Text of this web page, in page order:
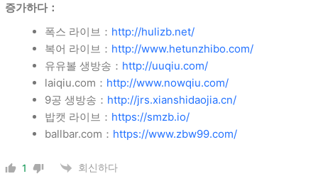
증가하다：
폭스 라이브： http://hulizb.net/
복어 라이브： http://www.hetunzhibo.com/
유유볼 생방송： http://uuqiu.com/
laiqiu.com： http://www.nowqiu.com/
9공 생방송： http://jrs.xianshidaojia.cn/
밥캣 라이브： https://smzb.io/
ballbar.com： https://www.zbw99.com/
1 회신하다